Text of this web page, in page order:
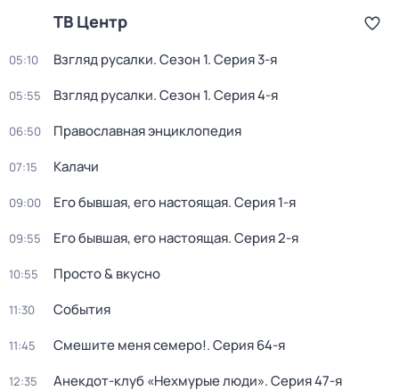
ТВ Центр
05:10 Взгляд русалки. Сезон 1. Серия 3-я
05:55 Взгляд русалки. Сезон 1. Серия 4-я
06:50 Православная энциклопедия
07:15 Калачи
09:00 Его бывшая, его настоящая. Серия 1-я
09:55 Его бывшая, его настоящая. Серия 2-я
10:55 Просто & вкусно
11:30 События
11:45 Смешите меня семеро!. Серия 64-я
12:35 Анекдот-клуб «Нехмурые люди». Серия 47-я